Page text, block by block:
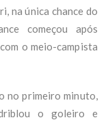
na única chance do
começou após
o meio-campista
no primeiro minuto,
o goleiro e